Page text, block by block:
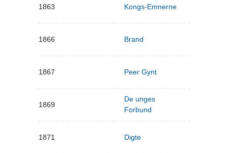
1863 Kongs-Emnerne
1866 Brand
1867 Peer Gynt
1869
De unges
Forbund
1871 Digte